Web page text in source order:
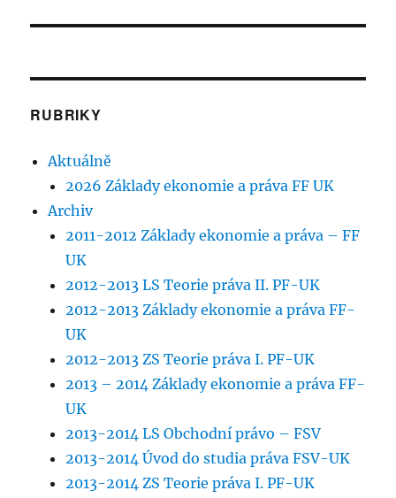
RUBRIKY
Aktuálně
2026 Základy ekonomie a práva FF UK
Archiv
2011-2012 Základy ekonomie a práva – FF
UK
2012-2013 LS Teorie práva II. PF-UK
2012-2013 Základy ekonomie a práva FF-
UK
2012-2013 ZS Teorie práva I. PF-UK
2013 – 2014 Základy ekonomie a práva FF-
UK
2013-2014 LS Obchodní právo – FSV
2013-2014 Úvod do studia práva FSV-UK
2013-2014 ZS Teorie práva I. PF-UK